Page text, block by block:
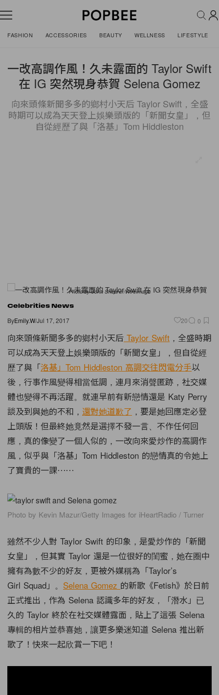
FASHION ACCESSORIES BEAUTY WELLNESS LIFESTYLE
一改高調作風！久未露面的 Taylor Swift
在 IG 突然現身恭賀 Selena Gomez
向來頭條新聞多多的鄉村小天后 Taylor Swift，全盛
時期可以成為天天登上娛樂頭版的「新聞女皇」，但
自從經歷了與「洛基」Tom Hiddleston
Photo by John Shearer/WireImage
Celebrities News
ByEmily.W/Jul 17, 2017 20 0
向來頭條新聞多多的鄉村小天后 Taylor Swift ，全盛時期
可以成為天天登上娛樂頭版的「新聞女皇」，但自從經
歷了與「洛基」Tom Hiddleston 高調交往閃電分手以
後，行事作風變得相當低調，連月來消聲匿跡，社交媒
體也變得不再活躍。就連早前有新戀情還是 Katy Perry
談及到與她的不和， 還對她道歉了 ，要是她回應定必登
上頭版！但最終她竟然是選擇不發一言、不作任何回
應，真的像變了一個人似的，一改向來愛炒作的高調作
風，似乎與「洛基」Tom Hiddleston 的戀情真的令她上
了寶貴的一課⋯⋯
Photo by Kevin Mazur/Getty Images for iHeartRadio / Turner
雖然不少人對 Taylor Swift 的印象，是愛炒作的「新聞
女皇」，但其實 Taylor 還是一位很好的閨蜜，她在圈中
擁有為數不少的好友，更被外媒稱為「Taylor’s
Girl Squad」。 Selena Gomez 的新歌《Fetish》於日前
正式推出，作為 Selena 認識多年的好友，「潛水」已
久的 Taylor 終於在社交媒體露面，貼上了這張 Selena
專輯的相片並恭喜她，讓更多樂迷知道 Selena 推出新
歌了！快來一起欣賞一下吧！